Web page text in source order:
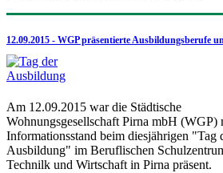
12.09.2015 - WGP präsentierte Ausbildungsberufe
Am 12.09.2015 war die Städtische
Wohnungsgesellschaft Pirna mbH (WGP)
Informationsstand beim diesjährigen "Tag
Ausbildung" im Beruflischen
Technilk und Wirtschaft in Pirna präsent.